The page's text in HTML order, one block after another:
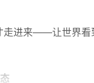
走进来——让世界看